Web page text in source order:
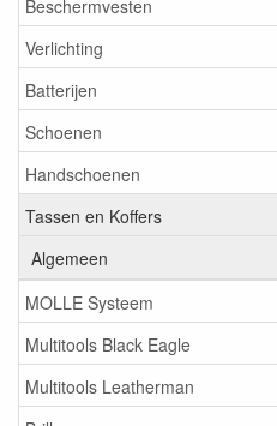
Beschermvesten
Verlichting
Batterijen
Schoenen
Handschoenen
Tassen en Koffers
Algemeen
MOLLE Systeem
Multitools Black Eagle
Multitools Leatherman